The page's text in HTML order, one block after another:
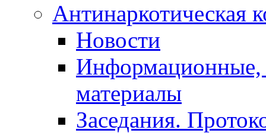
Антинаркотическая
Новости
Информационные,
материалы
Заседания.